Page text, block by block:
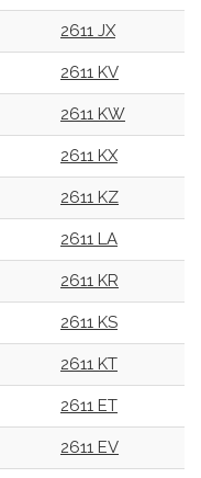
2611 JX
2611 KV
2611 KW
2611 KX
2611 KZ
2611 LA
2611 KR
2611 KS
2611 KT
2611 ET
2611 EV